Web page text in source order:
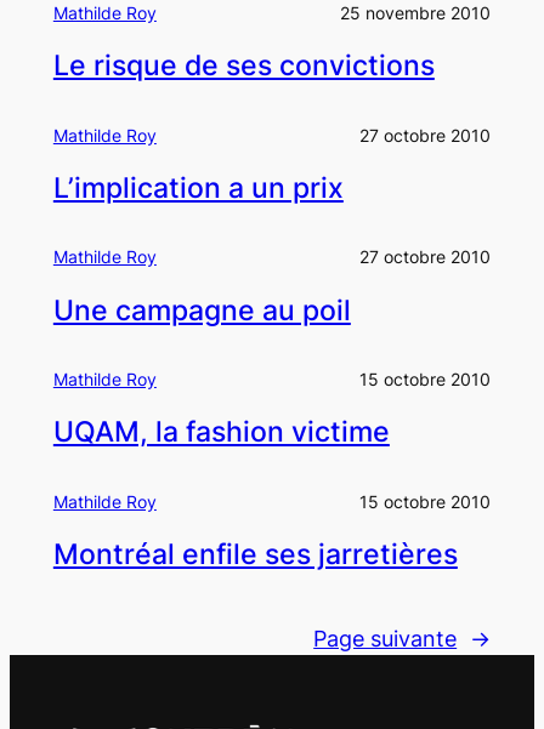
Mathilde Roy 25 novembre 2010
Le risque de ses convictions
Mathilde Roy 27 octobre 2010
L’implication a un prix
Mathilde Roy 27 octobre 2010
Une campagne au poil
Mathilde Roy 15 octobre 2010
UQAM, la fashion victime
Mathilde Roy 15 octobre 2010
Montréal enfile ses jarretières
Page suivante →